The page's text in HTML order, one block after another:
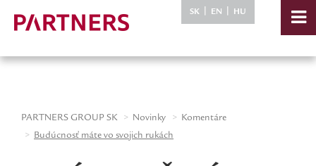
SK EN HU
PARTNERS GROUP SK Novinky
Komentáre
Budúcnosť máte vo svojich rukách